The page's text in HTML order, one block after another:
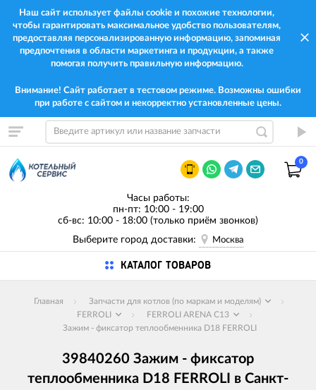
Наш сайт использует файлы cookie и похожие технологии,
чтобы гарантировать максимальное удобство пользователям,
предоставляя персонализированную информацию, запоминая
предпочтения в области маркетинга и продукции, а также
помогая получить правильную информацию.
Внимание! Сайт работает в тестовом режиме. Возможны ошибки
при работе с сайтом и некорректно установленные цены.
0
Часы работы:
пн-пт: 10:00 - 19:00
сб-вс: 10:00 - 18:00 (только приём звонков)
Выберите город доставки:
Москва
КАТАЛОГ ТОВАРОВ
Главная
Запчасти для котлов (по маркам и моделям)
FERROLI
FERROLI ARENA C13
Зажим - фиксатор теплообменника D18 FERROLI
39840260 Зажим - фиксатор
теплообменника D18 FERROLI в Санкт-